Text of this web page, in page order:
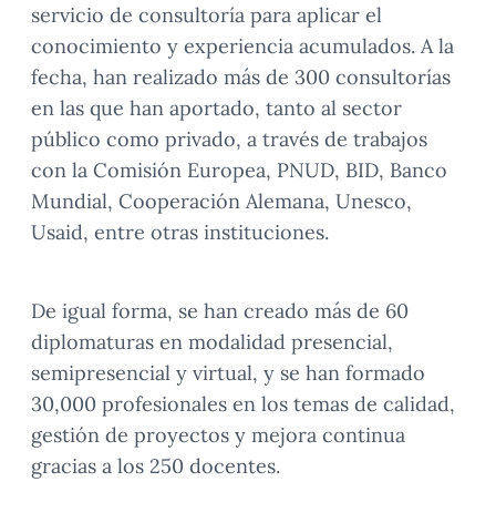
servicio de consultoría para aplicar el
conocimiento y experiencia acumulados. A la
fecha, han realizado más de 300 consultorías
en las que han aportado, tanto al sector
público como privado, a través de trabajos
con la Comisión Europea, PNUD, BID, Banco
Mundial, Cooperación Alemana, Unesco,
Usaid, entre otras instituciones.
De igual forma, se han creado más de 60
diplomaturas en modalidad presencial,
semipresencial y virtual, y se han formado
30,000 profesionales en los temas de calidad,
gestión de proyectos y mejora continua
gracias a los 250 docentes.